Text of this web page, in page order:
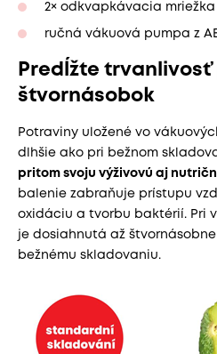
2× odkvapkávacia mriežka
ručná vákuová pumpa z
Predĺžte
štvornásobok
Potraviny uložené vo
dlhšie ako pri bežnom
pritom svoju výživovú aj
balenie zabraňuje prístupu
oxidáciu a tvorbu baktérií. Pri
je dosiahnutá až
bežnému skladovaniu.